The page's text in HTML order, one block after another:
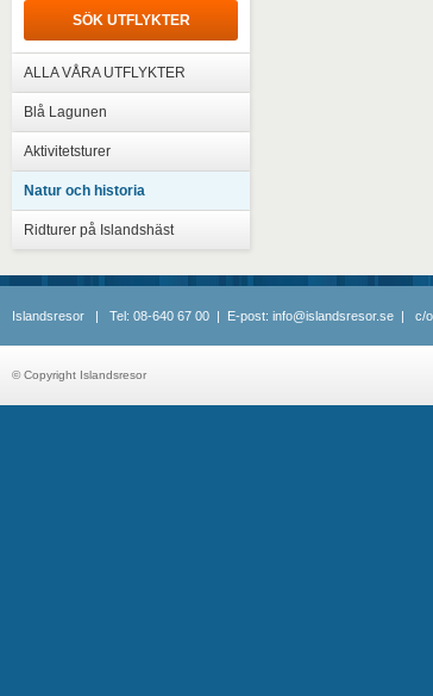
SÖK UTFLYKTER
ALLA VÅRA UTFLYKTER
Blå Lagunen
Aktivitetsturer
Natur och historia
Ridturer på Islandshäst
Islandsresor | Tel: 08-640 67 00 | E-post: info@islandsresor.se | c/o
© Copyright Islandsresor